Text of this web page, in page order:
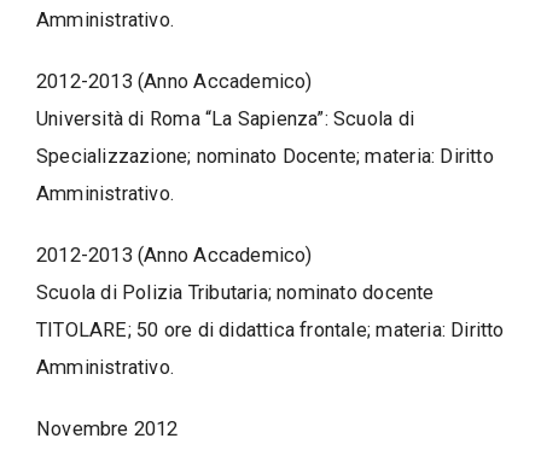
Amministrativo.
2012-2013 (Anno Accademico)
Università di Roma “La Sapienza”: Scuola di
Specializzazione; nominato Docente; materia: Diritto
Amministrativo.
2012-2013 (Anno Accademico)
Scuola di Polizia Tributaria; nominato docente
TITOLARE; 50 ore di didattica frontale; materia: Diritto
Amministrativo.
Novembre 2012